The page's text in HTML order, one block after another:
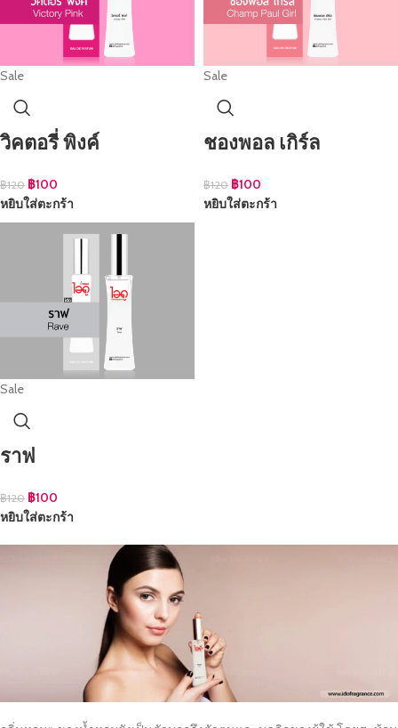
Sale
วิคตอรี่ พิงค์
฿120 ฿100
หยิบใส่ตะกร้า
Sale
ชองพอล เกิร์ล
฿120 ฿100
หยิบใส่ตะกร้า
Sale
ราฟ
฿120 ฿100
หยิบใส่ตะกร้า